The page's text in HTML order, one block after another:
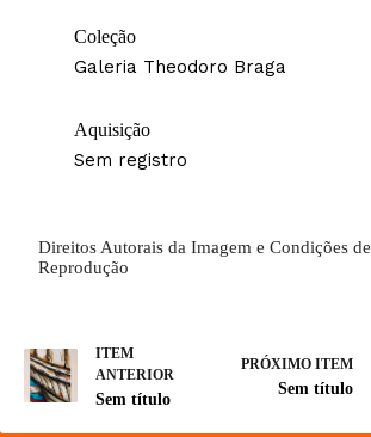
Coleção
Galeria Theodoro Braga
Aquisição
Sem registro
Direitos Autorais da Imagem e Condições de
Reprodução
ITEM
ANTERIOR
Sem título
PRÓXIMO ITEM
Sem título